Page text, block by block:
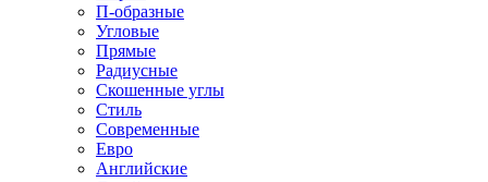
П-образные
Угловые
Прямые
Радиусные
Скошенные углы
Стиль
Современные
Евро
Английские